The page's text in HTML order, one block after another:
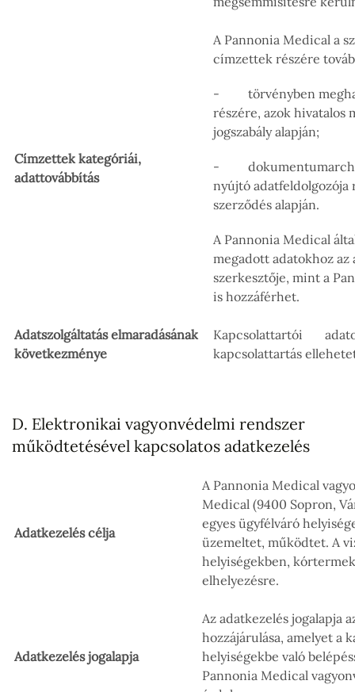
Címzettek kategóriái,
adattovábbítás
A Pannonia Medical a
címzettek részére
- törvényben
részére, azok hivatalos
jogszabály alapján;
-
nyújtó adatfeldolgozója
szerződés alapján.
A Pannonia Medical
megadott adatokhoz
szerkesztője, mint a
is hozzáférhet.
Adatszolgáltatás elmaradásának
következménye
Kapcsolattartói
kapcsolattartás
D. Elektronikai vagyonvédelmi rendszer
működtetésével kapcsolatos adatkezelés
Adatkezelés célja
A Pannonia Medical
Medical (9400 Sopron,
egyes ügyfélváró
üzemeltet, működtet. A
helyiségekben,
elhelyezésre.
Adatkezelés jogalapja
Az adatkezelés jogalapja
hozzájárulása, amelyet a
helyiségekbe való
Pannonia Medical